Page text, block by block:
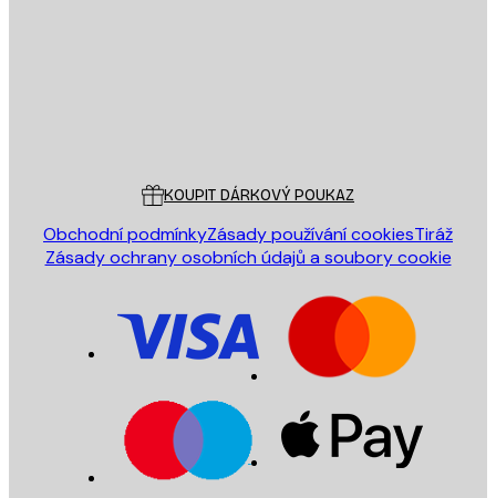
KOUPIT DÁRKOVÝ POUKAZ
Obchodní podmínkyZásady používání cookiesTiráž
Zásady ochrany osobních údajů a soubory cookie